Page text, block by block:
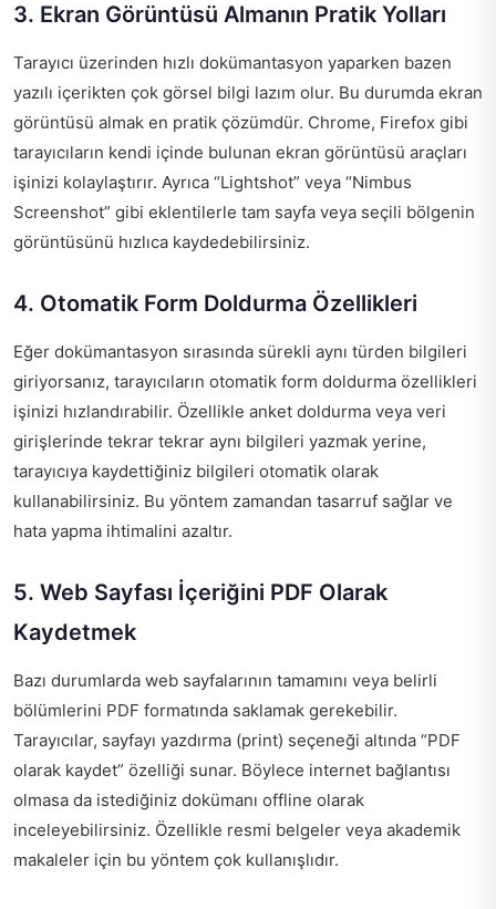
3. Ekran Görüntüsü Almanın Pratik Yolları
Tarayıcı üzerinden hızlı dokümantasyon yaparken bazen
yazılı içerikten çok görsel bilgi lazım olur. Bu durumda ekran
görüntüsü almak en pratik çözümdür. Chrome, Firefox gibi
tarayıcıların kendi içinde bulunan ekran görüntüsü araçları
işinizi kolaylaştırır. Ayrıca “Lightshot” veya “Nimbus
Screenshot” gibi eklentilerle tam sayfa veya seçili bölgenin
görüntüsünü hızlıca kaydedebilirsiniz.
4. Otomatik Form Doldurma Özellikleri
Eğer dokümantasyon sırasında sürekli aynı türden bilgileri
giriyorsanız, tarayıcıların otomatik form doldurma özellikleri
işinizi hızlandırabilir. Özellikle anket doldurma veya veri
girişlerinde tekrar tekrar aynı bilgileri yazmak yerine,
tarayıcıya kaydettiğiniz bilgileri otomatik olarak
kullanabilirsiniz. Bu yöntem zamandan tasarruf sağlar ve
hata yapma ihtimalini azaltır.
5. Web Sayfası İçeriğini PDF Olarak
Kaydetmek
Bazı durumlarda web sayfalarının tamamını veya belirli
bölümlerini PDF formatında saklamak gerekebilir.
Tarayıcılar, sayfayı yazdırma (print) seçeneği altında “PDF
olarak kaydet” özelliği sunar. Böylece internet bağlantısı
olmasa da istediğiniz dokümanı offline olarak
inceleyebilirsiniz. Özellikle resmi belgeler veya akademik
makaleler için bu yöntem çok kullanışlıdır.